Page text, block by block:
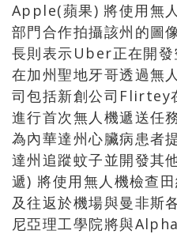
Apple(蘋果) 將使用無
部門合作拍攝該州的圖
長則表示Uber正在開
在加州聖地牙哥透過無
司包括新創公司Flirtey
進行首次無人機遞送任
為內華達州心臟病患者
達州追蹤蚊子並開發其
遞) 將使用無人機檢查
及往返於機場與曼非斯
尼亞理工學院將與